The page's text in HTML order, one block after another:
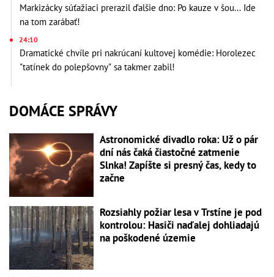
Markizácky súťažiaci prerazil ďalšie dno: Po kauze v šou... Ide
na tom zarábať!
24:10
Dramatické chvíle pri nakrúcaní kultovej komédie: Horolezec
"tatínek do polepšovny" sa takmer zabil!
DOMÁCE SPRÁVY
Astronomické divadlo roka: Už o pár
dní nás čaká čiastočné zatmenie
Slnka! Zapíšte si presný čas, kedy to
začne
Rozsiahly požiar lesa v Trstíne je pod
kontrolou: Hasiči naďalej dohliadajú
na poškodené územie